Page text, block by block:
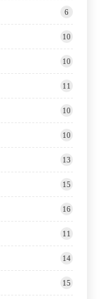
6
10
10
11
10
10
13
15
16
11
14
15